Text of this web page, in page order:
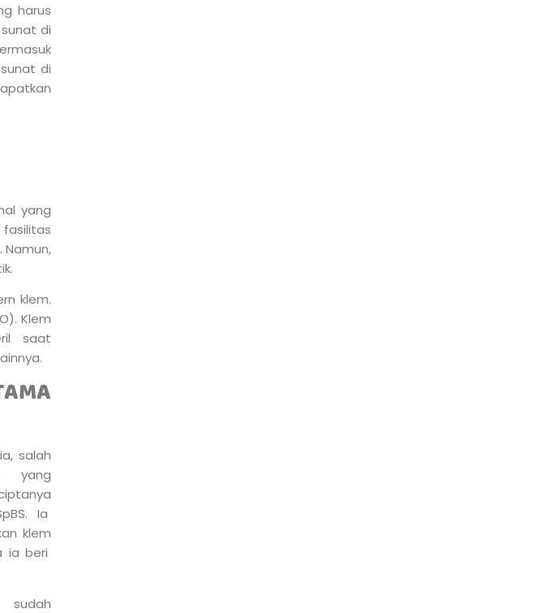
harus
di
di
yang
klem.
Klem
saat
salah
yang
Ia
klem
ia beri
sudah